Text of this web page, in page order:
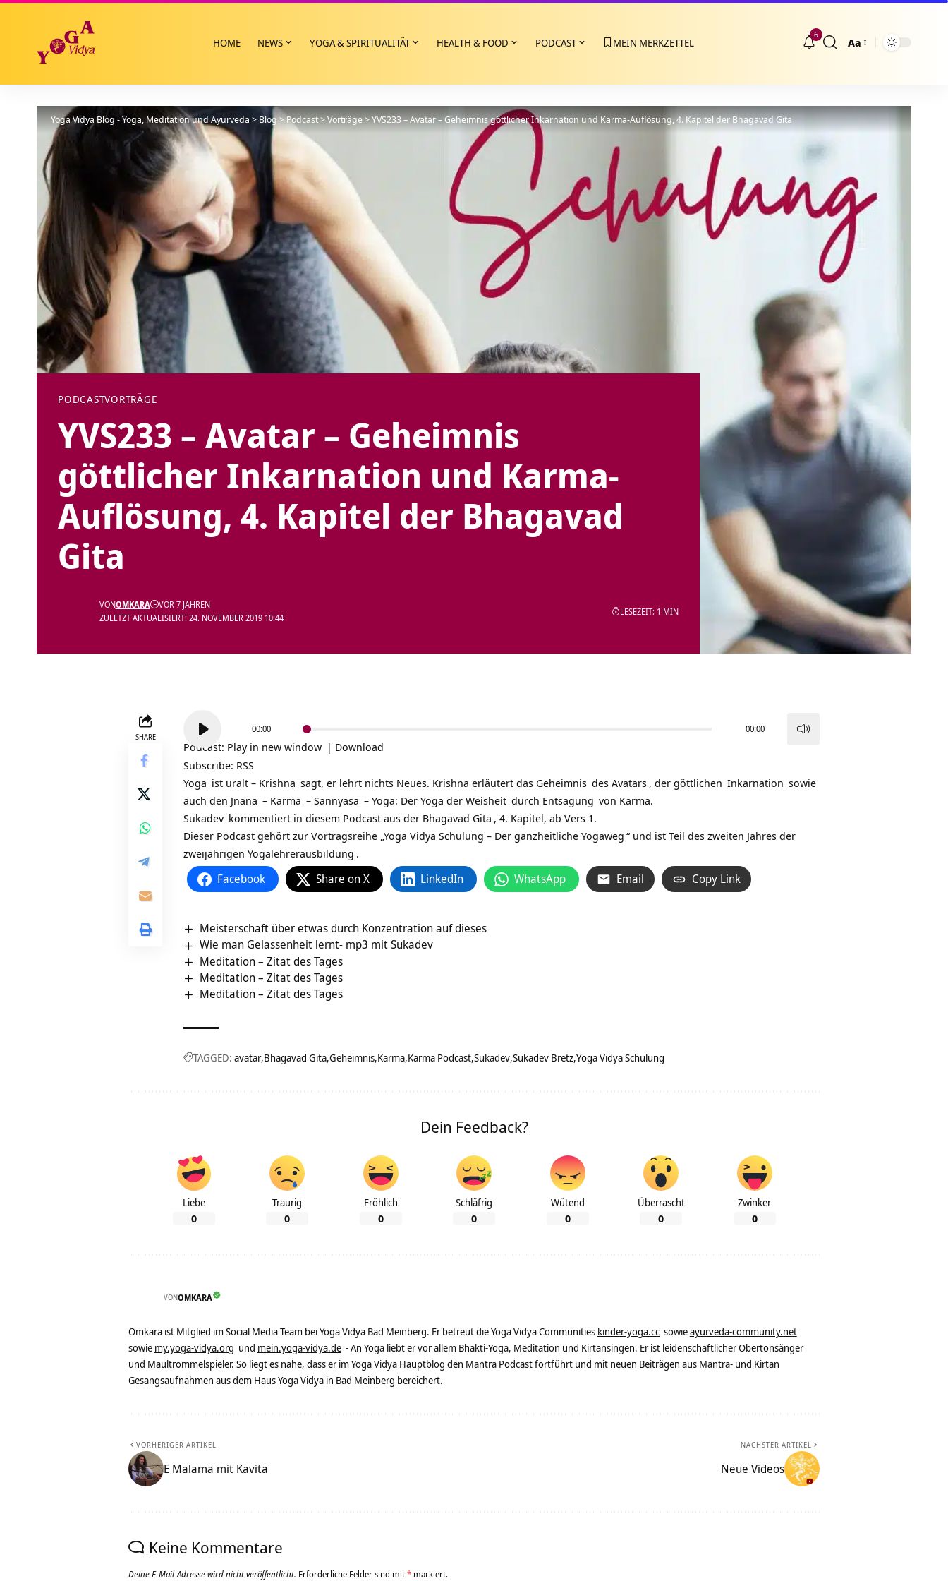
HOME NEWS YOGA & SPIRITUALITÄT HEALTH & FOOD PODCAST MEIN MERKZETTEL
6
Größenänderung
Aa
Yoga Vidya Blog - Yoga, Meditation und Ayurveda > Blog>Podcast>Vorträge>YVS233 – Avatar – Geheimnis göttlicher Inkarnation und Karma-Auflösung, 4. Kapitel der Bhagavad Gita
PODCASTVORTRÄGE
YVS233 – Avatar – Geheimnis
göttlicher Inkarnation und Karma-
Auflösung, 4. Kapitel der Bhagavad
Gita
ZULETZT AKTUALISIERT: 24. NOVEMBER 2019 10:44
VONOMKARA VOR 7 JAHREN
LESEZEIT: 1 MIN
SHARE
Player
00:00 00:00
Podcast: Play in new window | Download
Subscribe: RSS
Yoga ist uralt – Krishna sagt, er lehrt nichts Neues. Krishna erläutert das Geheimnis des Avatars , der göttlichen Inkarnation sowie
auch den Jnana – Karma – Sannyasa – Yoga: Der Yoga der Weisheit durch Entsagung von Karma.
Sukadev kommentiert in diesem Podcast aus der Bhagavad Gita , 4. Kapitel, ab Vers 1.
Dieser Podcast gehört zur Vortragsreihe „Yoga Vidya Schulung – Der ganzheitliche Yogaweg “ und ist Teil des zweiten Jahres der
zweijährigen Yogalehrerausbildung .
Facebook Share on X LinkedIn WhatsApp Email Copy Link
Meisterschaft über etwas durch Konzentration auf dieses
Wie man Gelassenheit lernt- mp3 mit Sukadev
Meditation – Zitat des Tages
Meditation – Zitat des Tages
Meditation – Zitat des Tages
TAGGED: avatar Bhagavad Gita Geheimnis Karma Karma Podcast Sukadev Sukadev Bretz Yoga Vidya Schulung
Dein Feedback?
Liebe
0
Traurig
0
Fröhlich
0
Schläfrig
0
Wütend
0
Überrascht
0
Zwinker
0
VONOMKARA
Omkara ist Mitglied im Social Media Team bei Yoga Vidya Bad Meinberg. Er betreut die Yoga Vidya Communities kinder-yoga.cc sowieayurveda-community.net
sowie my.yoga-vidya.org und mein.yoga-vidya.de - An Yoga liebt er vor allem Bhakti-Yoga, Meditation und Kirtansingen. Er ist leidenschaftlicher Obertonsänger
und Maultrommelspieler. So liegt es nahe, dass er im Yoga Vidya Hauptblog den Mantra Podcast fortführt und mit neuen Beiträgen aus Mantra- und Kirtan
Gesangsaufnahmen aus dem Haus Yoga Vidya in Bad Meinberg bereichert.
VORHERIGER ARTIKEL
E Malama mit Kavita
NÄCHSTER ARTIKEL
Neue Videos
Keine Kommentare
Deine E-Mail-Adresse wird nicht veröffentlicht. Erforderliche Felder sind mit* markiert.